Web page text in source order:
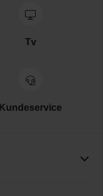
Tv
Kundeservice